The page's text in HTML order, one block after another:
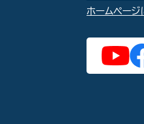
ホームページ